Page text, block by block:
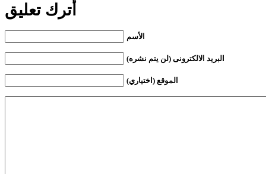
أترك تعليق
الأسم
البريد الالكترونى (لن يتم نشره)
الموقع (اختياري)